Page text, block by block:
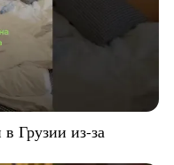
Грузии из-за